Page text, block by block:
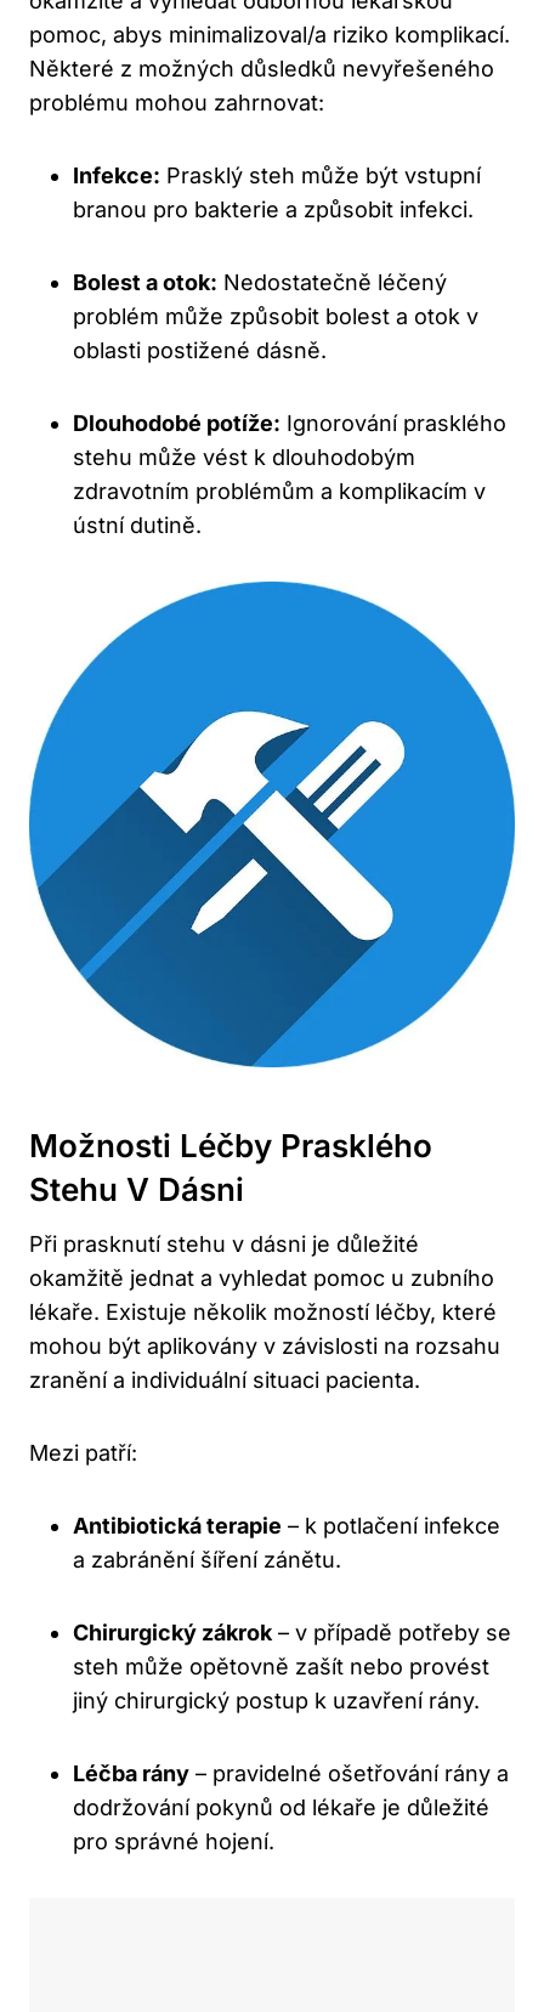
pomoc, abys minimalizoval/a riziko komplikací.
Některé z možných důsledků nevyřešeného
problému mohou zahrnovat:
Infekce: Prasklý steh může být vstupní
branou pro bakterie a způsobit infekci.
Bolest a otok: Nedostatečně léčený
problém může způsobit bolest a otok v
oblasti postižené dásně.
Dlouhodobé potíže: Ignorování prasklého
stehu může vést k dlouhodobým
zdravotním problémům a komplikacím v
ústní dutině.
Možnosti Léčby Prasklého
Stehu V Dásni
Při prasknutí stehu v dásni je důležité
okamžitě jednat a vyhledat pomoc u zubního
lékaře. Existuje několik možností léčby, které
mohou být aplikovány v závislosti na rozsahu
zranění a individuální situaci pacienta.
Mezi patří:
Antibiotická terapie – k potlačení infekce
a zabránění šíření zánětu.
Chirurgický zákrok – v případě potřeby se
steh může opětovně zašít nebo provést
jiný chirurgický postup k uzavření rány.
Léčba rány – pravidelné ošetřování rány a
dodržování pokynů od lékaře je důležité
pro správné hojení.